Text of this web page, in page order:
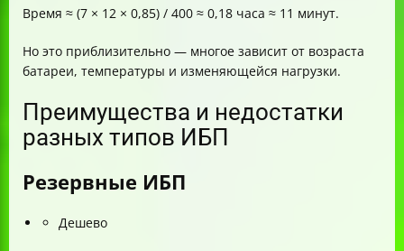
Время ≈ (7 × 12 × 0,85) / 400 ≈ 0,18 часа ≈ 11 минут.
Но это приблизительно — многое зависит от возраста
батареи, температуры и изменяющейся нагрузки.
Преимущества и недостатки
разных типов ИБП
Резервные ИБП
Дешево